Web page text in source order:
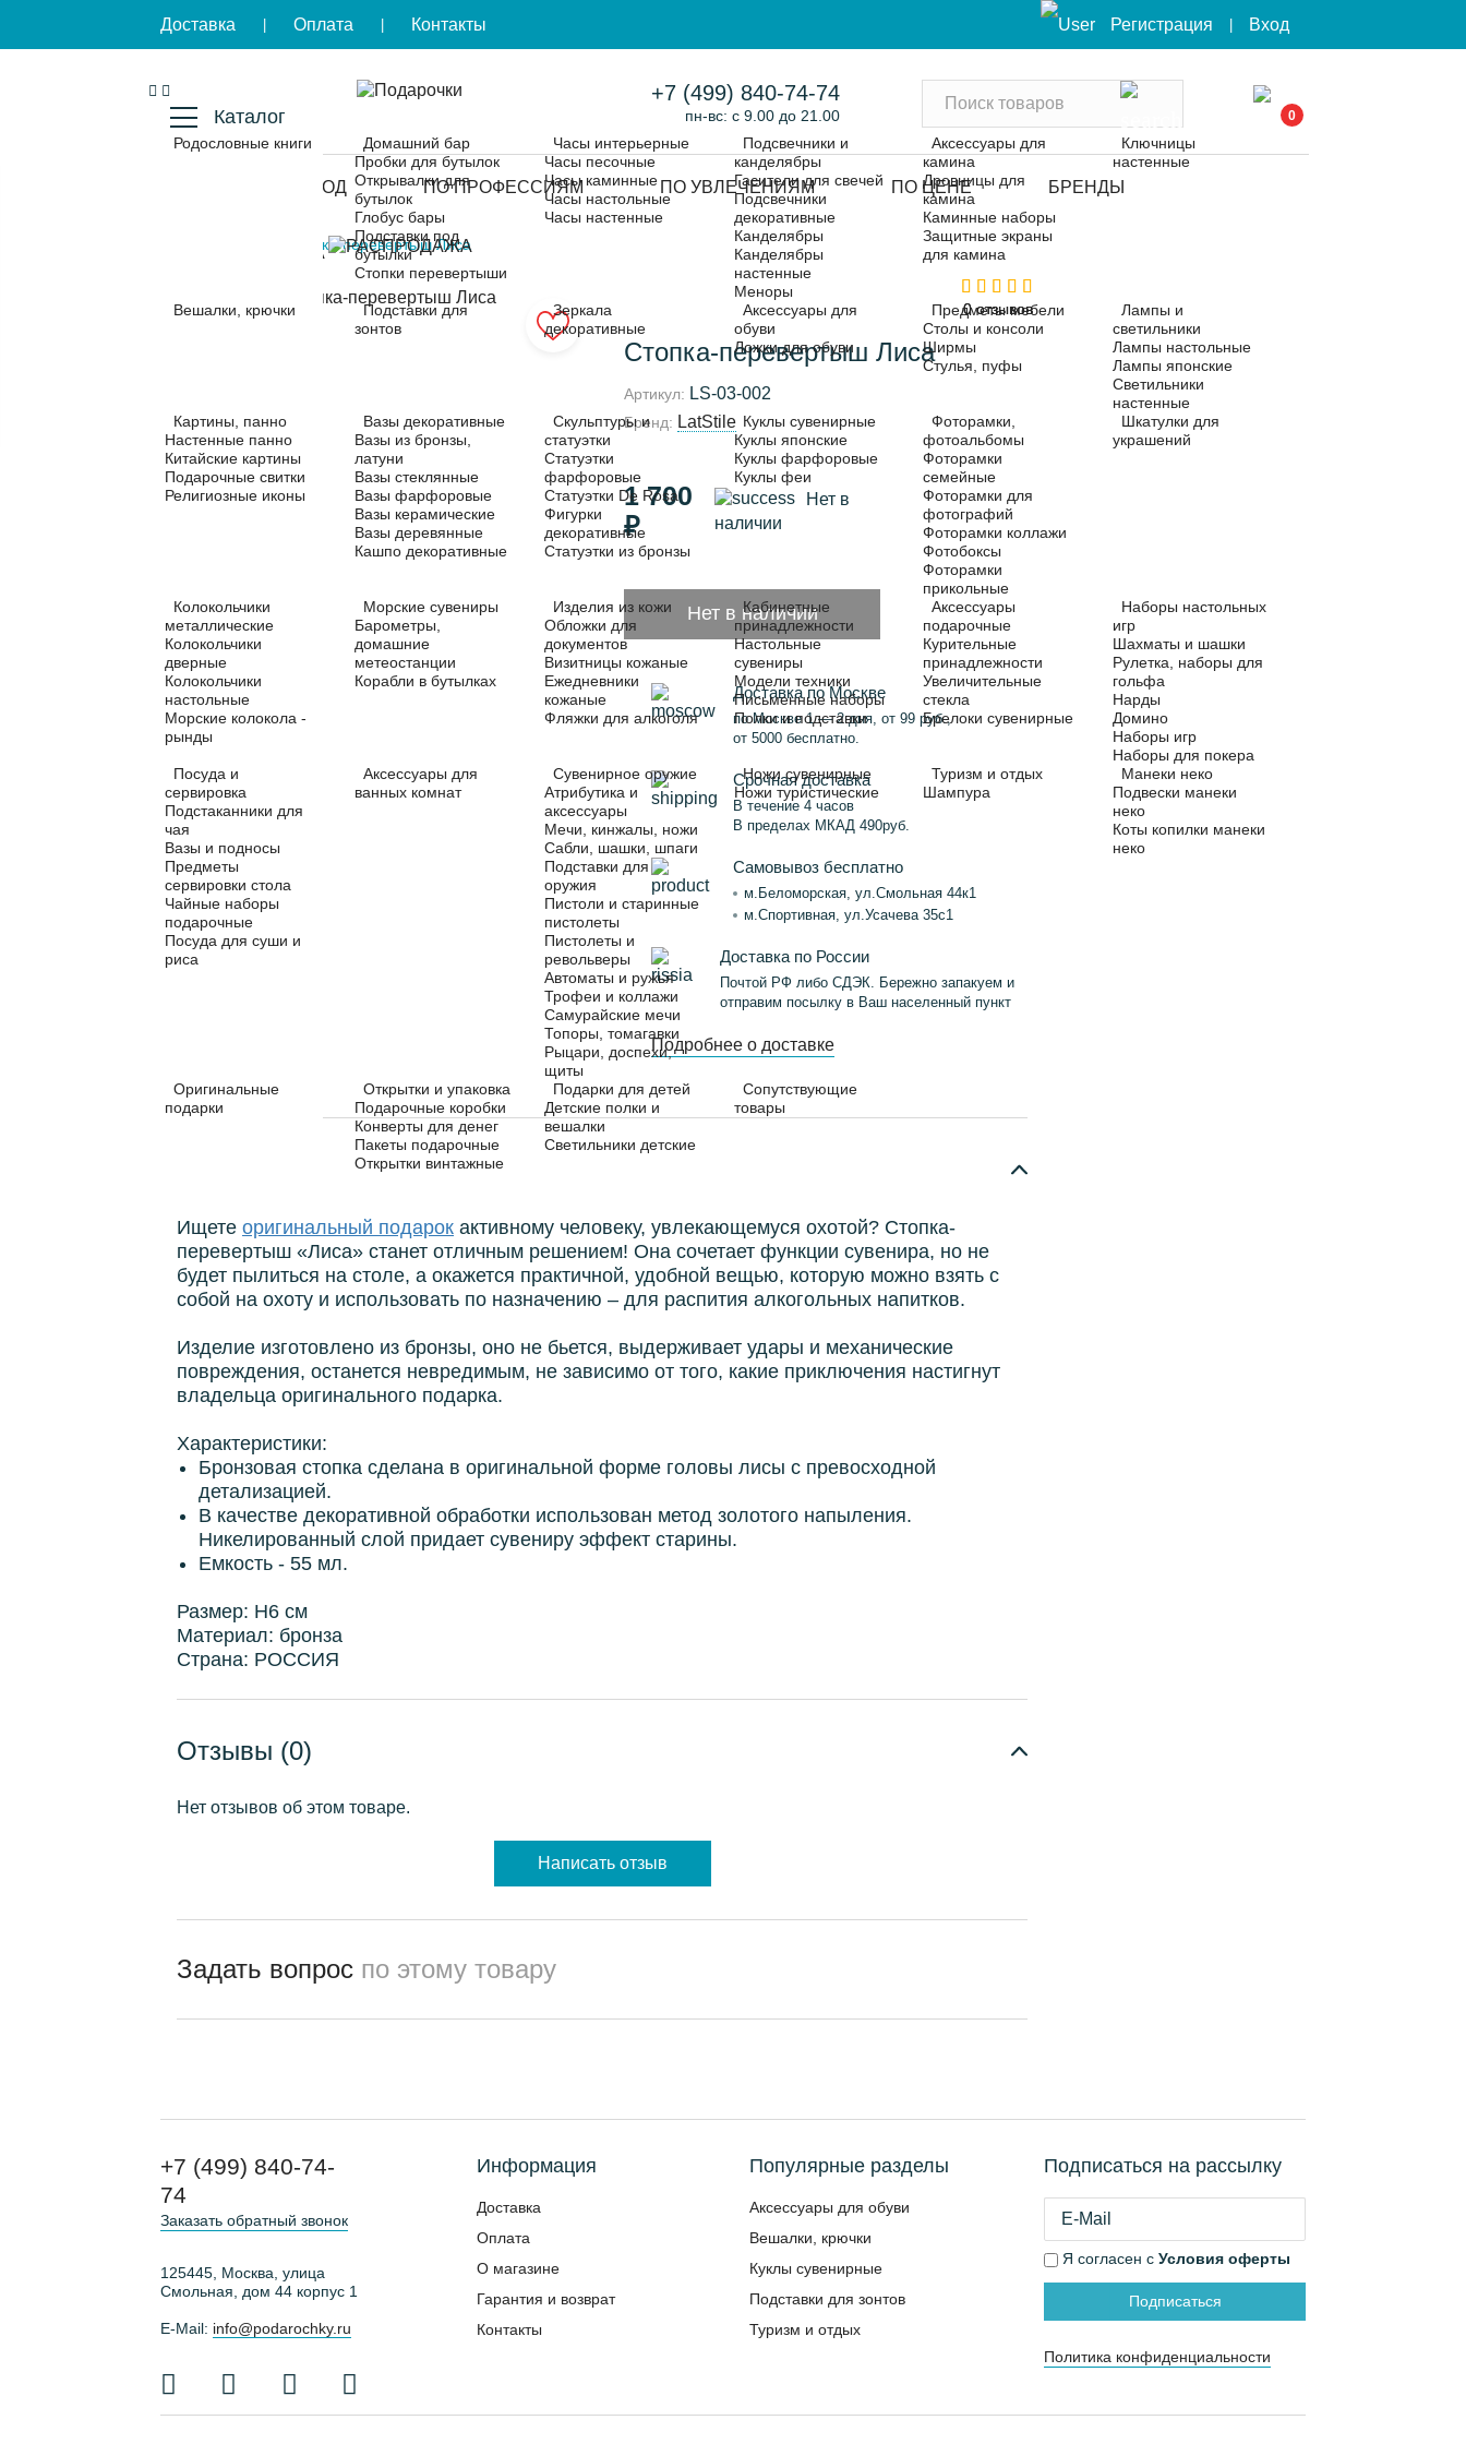
Доставка Оплата Контакты Регистрация Вход
ПОВОД ПО ПРОФЕССИЯМ ПО УВЛЕЧЕНИЯМ ПО ЦЕНЕ БРЕНДЫ
РАСПРОДАЖА
Каталог
Родословные книги
Домашний бар
Пробки для бутылок
Открывалки для
бутылок
Глобус бары
Подставки под
бутылки
Стопки перевертыши
Часы интерьерные
Часы песочные
Часы каминные
Часы настольные
Часы настенные
Подсвечники и
канделябры
Гасители для свечей
Подсвечники
декоративные
Канделябры
Канделябры
настенные
Меноры
Аксессуары для
камина
Дровницы для
камина
Каминные наборы
Защитные экраны
для камина
Ключницы
настенные
Вешалки, крючки
Подставки для
зонтов
Зеркала
декоративные
Аксессуары для
обуви
Ложки для обуви
Предметы мебели
Столы и консоли
Ширмы
Стулья, пуфы
Лампы и
светильники
Лампы настольные
Лампы японские
Светильники
настенные
Картины, панно
Настенные панно
Китайские картины
Подарочные свитки
Религиозные иконы
Вазы декоративные
Вазы из бронзы,
латуни
Вазы стеклянные
Вазы фарфоровые
Вазы керамические
Вазы деревянные
Кашпо декоративные
Скульптуры и
статуэтки
Статуэтки
фарфоровые
Статуэтки De Rosa
Фигурки
декоративные
Статуэтки из бронзы
Куклы сувенирные
Куклы японские
Куклы фарфоровые
Куклы феи
Фоторамки,
фотоальбомы
Фоторамки
семейные
Фоторамки для
фотографий
Фоторамки коллажи
Фотобоксы
Фоторамки
прикольные
Шкатулки для
украшений
Колокольчики
металлические
Колокольчики
дверные
Колокольчики
настольные
Морские колокола -
рынды
Морские сувениры
Барометры,
домашние
метеостанции
Корабли в бутылках
Изделия из кожи
Обложки для
документов
Визитницы кожаные
Ежедневники
кожаные
Фляжки для алкоголя
Кабинетные
принадлежности
Настольные
сувениры
Модели техники
Письменные наборы
Полки и подставки
Аксессуары
подарочные
Курительные
принадлежности
Увеличительные
стекла
Брелоки сувенирные
Наборы настольных
игр
Шахматы и шашки
Рулетка, наборы для
гольфа
Нарды
Домино
Наборы игр
Наборы для покера
Посуда и
сервировка
Подстаканники для
чая
Вазы и подносы
Предметы
сервировки стола
Чайные наборы
подарочные
Посуда для суши и
риса
Аксессуары для
ванных комнат
Сувенирное оружие
Атрибутика и
аксессуары
Мечи, кинжалы, ножи
Сабли, шашки, шпаги
Подставки для
оружия
Пистоли и старинные
пистолеты
Пистолеты и
револьверы
Автоматы и ружья
Трофеи и коллажи
Самурайские мечи
Топоры, томагавки
Рыцари, доспехи,
щиты
Ножи сувенирные
Ножи туристические
Туризм и отдых
Шампура
Манеки неко
Подвески манеки
неко
Коты копилки манеки
неко
Оригинальные
подарки
Открытки и упаковка
Подарочные коробки
Конверты для денег
Пакеты подарочные
Открытки винтажные
Подарки для детей
Детские полки и
вешалки
Светильники детские
Сопутствующие
товары
+7 (499) 840-74-74
пн-вс: с 9.00 до 21.00 0
Стопка-перевертыш Лиса
0 отзывов
Стопка-перевертыш Лиса
Артикул: LS-03-002
Бренд: LatStile
0 отзывов
1 700
₽
Нет в
наличии
Нет в наличии
Доставка по Москве
по Москве 1 — 2 дня, от 99 руб.,
от 5000 бесплатно.
Срочная доставка
В течение 4 часов
В пределах МКАД 490руб.
Самовывоз бесплатно
м.Беломорская, ул.Смольная 44к1
м.Спортивная, ул.Усачева 35с1
Доставка по России
Почтой РФ либо СДЭК. Бережно запакуем и
отправим посылку в Ваш населенный пункт
Подробнее о доставке
Ищете оригинальный подарок активному человеку, увлекающемуся охотой? Стопка-
перевертыш «Лиса» станет отличным решением! Она сочетает функции сувенира, но не
будет пылиться на столе, а окажется практичной, удобной вещью, которую можно взять с
собой на охоту и использовать по назначению – для распития алкогольных напитков.
Изделие изготовлено из бронзы, оно не бьется, выдерживает удары и механические
повреждения, останется невредимым, не зависимо от того, какие приключения настигнут
владельца оригинального подарка.
Характеристики:
Бронзовая стопка сделана в оригинальной форме головы лисы с превосходной
детализацией.
В качестве декоративной обработки использован метод золотого напыления.
Никелированный слой придает сувениру эффект старины.
Емкость - 55 мл.
Размер: H6 см
Материал: бронза
Страна: РОССИЯ
Отзывы (0)
Нет отзывов об этом товаре.
Написать отзыв
Задать вопрос по этому товару
+7 (499) 840-74-
74
Заказать обратный звонок
125445, Москва, улица
Смольная, дом 44 корпус 1
E-Mail: info@podarochky.ru
Информация
Доставка
Оплата
О магазине
Гарантия и возврат
Контакты
Популярные разделы
Аксессуары для обуви
Вешалки, крючки
Куклы сувенирные
Подставки для зонтов
Туризм и отдых
Подписаться на рассылку
Я согласен с Условия оферты
Подписаться
Политика конфиденциальности